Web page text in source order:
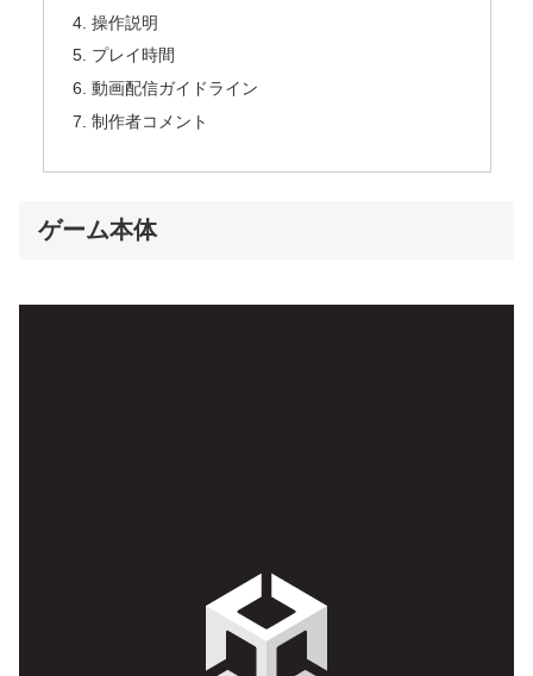
操作説明
プレイ時間
動画配信ガイドライン
制作者コメント
ゲーム本体